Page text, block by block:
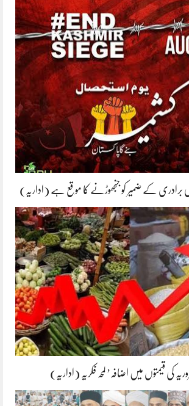
برادری کے ضمیر کو جنجھوڑنے کا موقع ہے (اداریہ)
کی قیمتوں میں اضافہ’ لمحہ فکریہ (اداریہ)